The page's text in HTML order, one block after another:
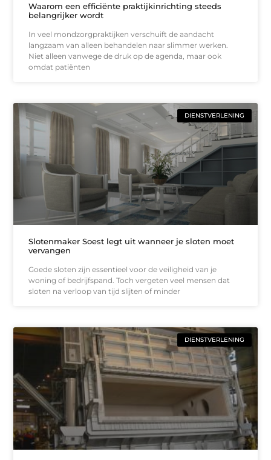
Waarom een efficiënte praktijkinrichting steeds
belangrijker wordt
In veel mondzorgpraktijken verschuift de aandacht
langzaam van alleen behandelen naar slimmer werken.
Niet alleen vanwege de druk op de agenda, maar ook
omdat patiënten
DIENSTVERLENING
Slotenmaker Soest legt uit wanneer je sloten moet
vervangen
Goede sloten zijn essentieel voor de veiligheid van je
woning of bedrijfspand. Toch vergeten veel mensen dat
sloten na verloop van tijd slijten of minder
DIENSTVERLENING